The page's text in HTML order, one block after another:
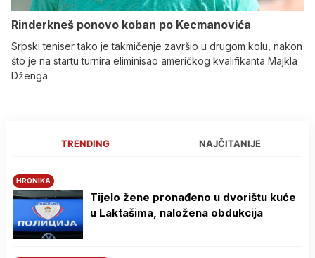
Rinderkneš ponovo koban po Kecmanovića
Srpski teniser tako je takmičenje završio u drugom kolu, nakon
što je na startu turnira eliminisao američkog kvalifikanta Majkla
Dženga
TRENDING NAJČITANIJE
HRONIKA
Tijelo žene pronađeno u dvorištu kuće
u Laktašima, naložena obdukcija